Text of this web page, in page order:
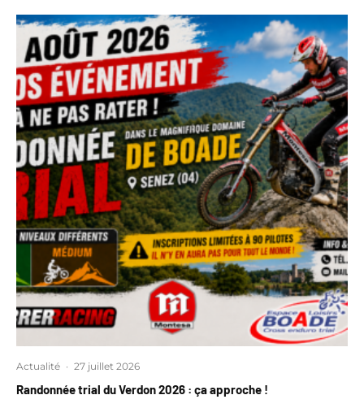
Actualité · 27 juillet 2026
Randonnée trial du Verdon 2026 : ça approche !